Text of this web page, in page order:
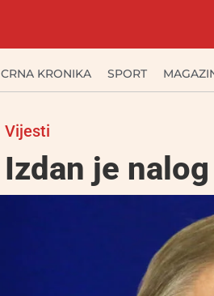
CRNA KRONIKA SPORT
Vijesti
Izdan je